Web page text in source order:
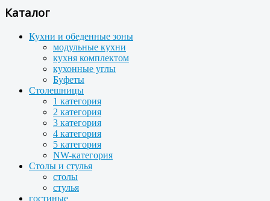
Каталог
Кухни и обеденные зоны
модульные кухни
кухня комплектом
кухонные углы
Буфеты
Столешницы
1 категория
2 категория
3 категория
4 категория
5 категория
NW-категория
Столы и стулья
столы
стулья
гостиные